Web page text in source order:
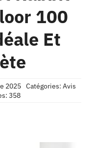
100
Et
2025 Catégories: Avis
358